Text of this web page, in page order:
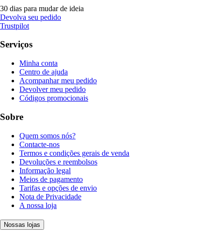
30 dias para mudar de ideia
Devolva seu pedido
Trustpilot
Serviços
Minha conta
Centro de ajuda
Acompanhar meu pedido
Devolver meu pedido
Códigos promocionais
Sobre
Quem somos nós?
Contacte-nos
Termos e condições gerais de venda
Devoluções e reembolsos
Informação legal
Meios de pagamento
Tarifas e opções de envio
Nota de Privacidade
A nossa loja
Nossas lojas